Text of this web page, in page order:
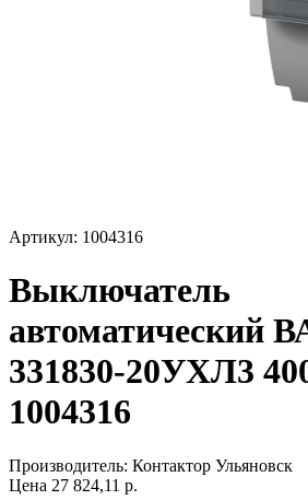
Артикул: 1004316
Выключатель
автоматический
331830-20УХЛ3
1004316
Производитель: Контактор Ульяновск
Цена 27 824,11 р.